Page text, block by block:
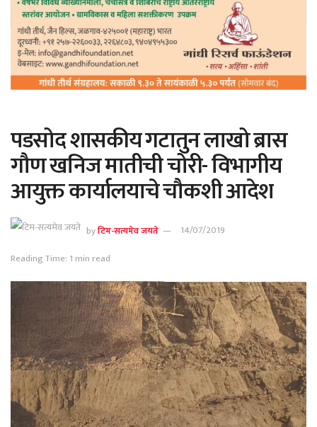
पडसोद शासकीय गटातुन लाखो ब्रास
गौण खनिज मातीची चोरी- विभागीय
आयुक्त कार्यालयाचे चौकशी आदेश
byटिम-सत्यमेव जयते
14/07/2019
Reading Time: 1 min read